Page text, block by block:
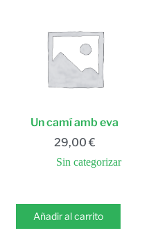
Un camí amb eva
29,00 €
Sin categorizar
Añadir al carrito